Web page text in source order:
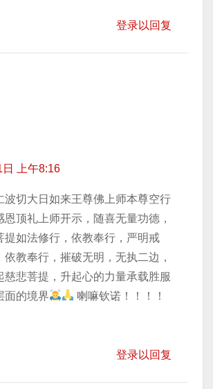
登录以回复
上午8:16
波切大日如来王尊佛上师本尊空行
顶礼上师开示，随喜无量功德，
提如法修行，依教奉行，严明戒
教奉行，摧破无明，无执二边，
慈悲菩提，升起心的力量承载胜服
面的境界
喇嘛钦诺！！！！
登录以回复